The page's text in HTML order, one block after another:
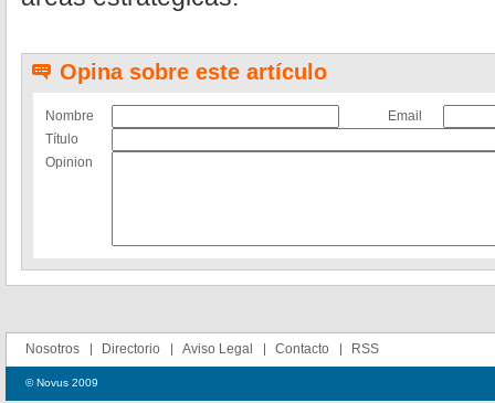
Opina sobre este artículo
Nombre
Email
Título
Opinion
Nosotros Directorio Aviso Legal Contacto RSS
© Novus 2009